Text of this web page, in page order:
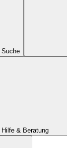
Suche
Hilfe & Beratung